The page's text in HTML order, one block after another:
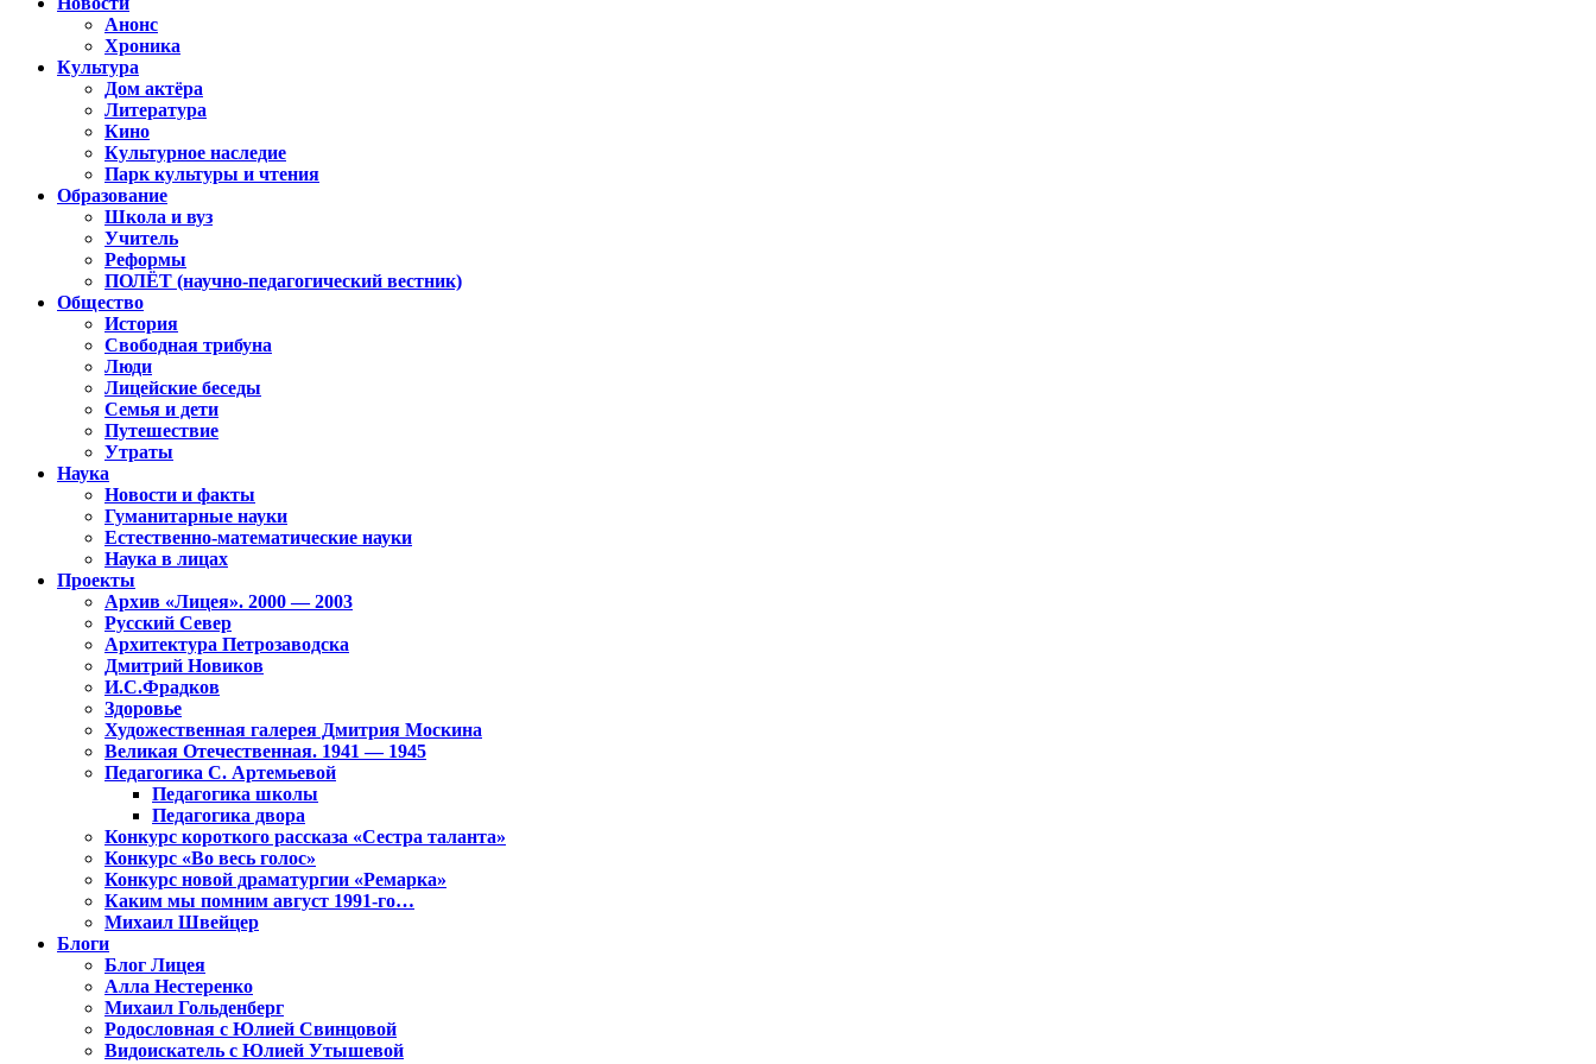
Анонс
Хроника
Культура
Дом актёра
Литература
Кино
Культурное наследие
Парк культуры и чтения
Образование
Школа и вуз
Учитель
Реформы
ПОЛЁТ (научно-педагогический вестник)
Общество
История
Свободная трибуна
Люди
Лицейские беседы
Семья и дети
Путешествие
Утраты
Наука
Новости и факты
Гуманитарные науки
Естественно-математические науки
Наука в лицах
Проекты
Архив «Лицея». 2000 — 2003
Русский Север
Архитектура Петрозаводска
Дмитрий Новиков
И.С.Фрадков
Здоровье
Художественная галерея Дмитрия Москина
Великая Отечественная. 1941 — 1945
Педагогика С. Артемьевой
Педагогика школы
Педагогика двора
Конкурс короткого рассказа «Сестра таланта»
Конкурс «Во весь голос»
Конкурс новой драматургии «Ремарка»
Каким мы помним август 1991-го…
Михаил Швейцер
Блоги
Блог Лицея
Алла Нестеренко
Михаил Гольденберг
Родословная с Юлией Свинцовой
Видоискатель с Юлией Утышевой